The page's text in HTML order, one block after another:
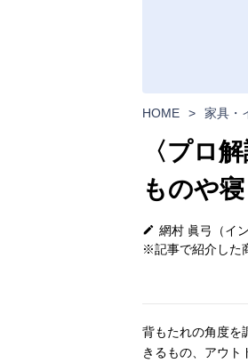
HOME > 家具・
〈プロ
ものや
網村 眞弓（イ
※記事で紹介した
背もたれの角度を
きるもの、アウト